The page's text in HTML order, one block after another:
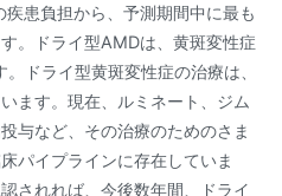
患負担から、予測期間中に最も
。ドライ型AMDは、黄斑変性症
ドライ型黄斑変性症の治療は、
ます。現在、ルミネート、ジム
与など、その治療のためのさま
パイプラインに存在していま
されれば、今後数年間、ドライ